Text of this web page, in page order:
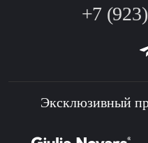
+7
Эксклюзивный